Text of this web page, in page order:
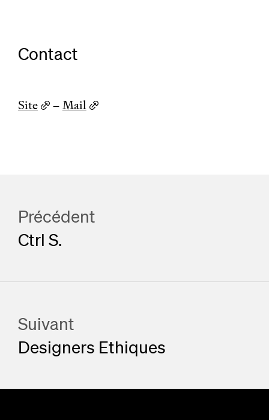
Contact
Site –Mail
Précédent
Ctrl S.
Suivant
Designers Ethiques